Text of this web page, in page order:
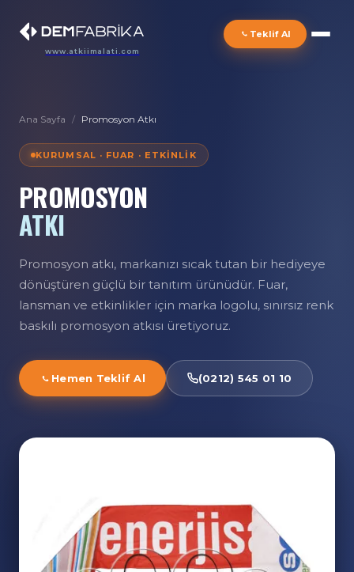
www.atkiimalati.com
Teklif Al
Ana Sayfa / Promosyon Atkı
KURUMSAL · FUAR · ETKINLIK
PROMOSYON
ATKI
Promosyon atkı, markanızı sıcak tutan bir hediyeye
dönüştüren güçlü bir tanıtım ürünüdür. Fuar,
lansman ve etkinlikler için marka logolu, sınırsız renk
baskılı promosyon atkısı üretiyoruz.
Hemen Teklif Al (0212) 545 01 10